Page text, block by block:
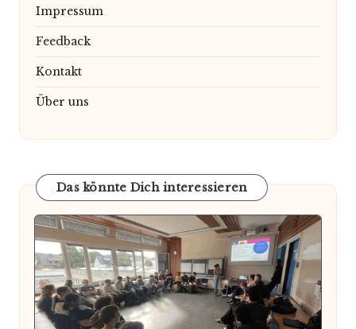
Impressum
Feedback
Kontakt
Über uns
Das könnte Dich interessieren